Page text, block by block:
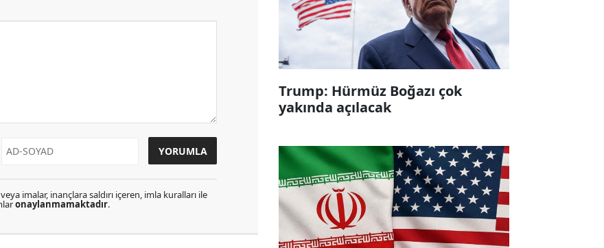
imalar, inançlara saldırı içeren, imla kuralları ile
onaylanmamaktadır.
Trump: Hürmüz Boğazı çok
yakında açılacak